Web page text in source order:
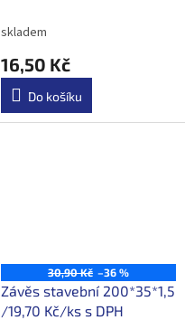
skladem
16,50 Kč
Do košíku
30,90 Kč –36 %
Závěs stavební 200*35*1,5
/19,70 Kč/ks s DPH